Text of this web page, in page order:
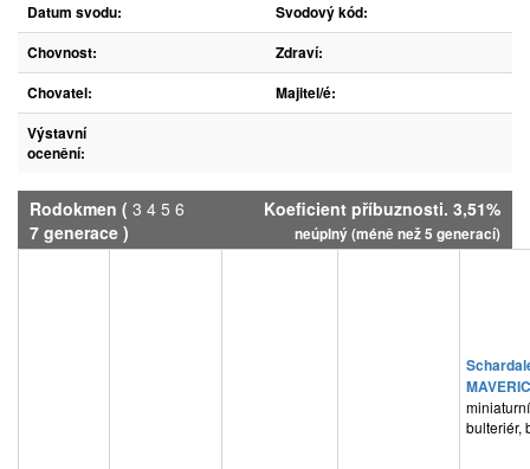
Datum svodu:
Svodový kód:
Chovnost:
Zdraví:
Chovatel:
Majitel/é:
Výstavní
ocenění:
Rodokmen ( 3 4 5 6
7 generace )
Koeficient příbuznosti. 3,51%
neúplný (méně než 5 generací)
miniaturní
bulteriér,